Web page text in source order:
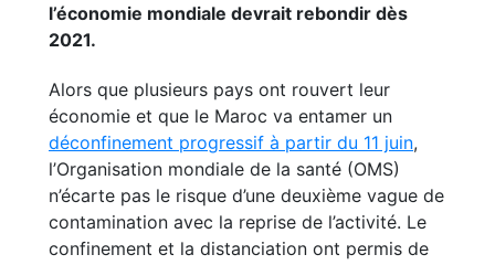
l’économie mondiale devrait rebondir dès
2021.
Alors que plusieurs pays ont rouvert leur
économie et que le Maroc va entamer un
déconfinement progressif à partir du 11 juin,
l’Organisation mondiale de la santé (OMS)
n’écarte pas le risque d’une deuxième vague de
contamination avec la reprise de l’activité. Le
confinement et la distanciation ont permis de